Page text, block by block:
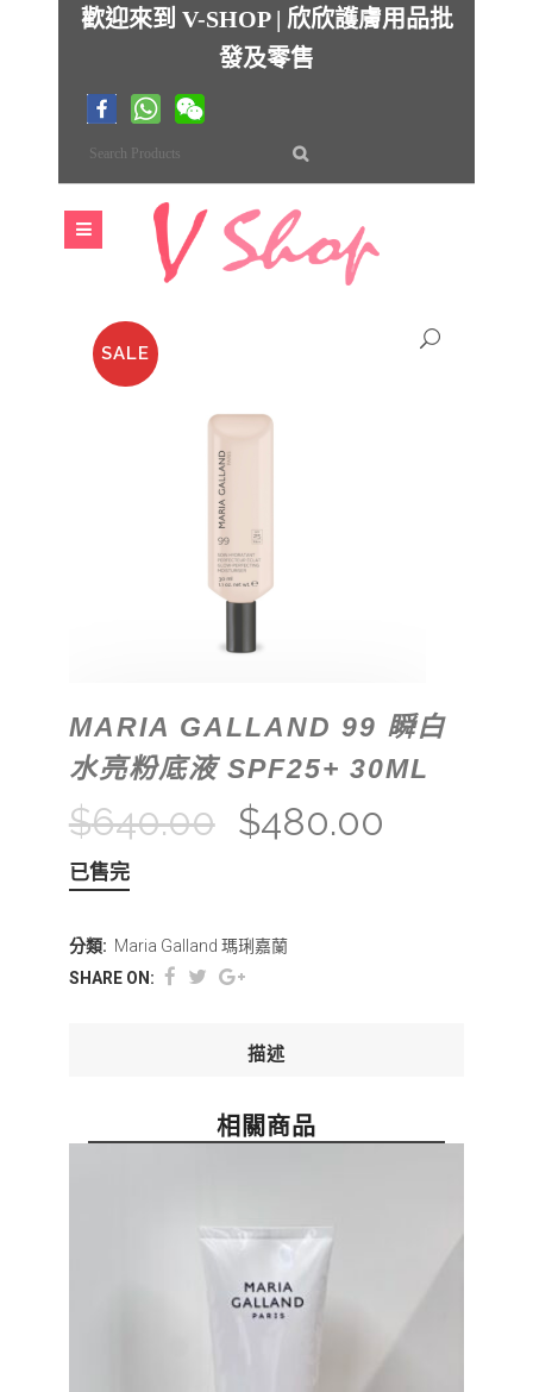
歡迎來到 V-SHOP | 欣欣護膚用品批
發及零售
SALE
MARIA GALLAND 99 瞬白
水亮粉底液 SPF25+ 30ML
$640.00 $480.00
已售完
分類: Maria Galland 瑪琍嘉蘭
SHARE ON:
描述
相關商品